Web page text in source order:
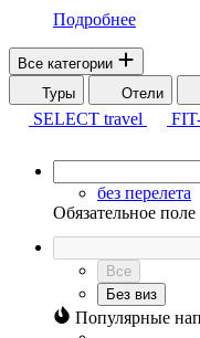
Подробнее
Все категории
Туры
Отели
SELECT travel
без перелета
Обязательное поле
Все
Без виз
Популярные